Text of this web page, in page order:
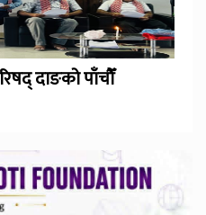
दाङको पाँचौँ